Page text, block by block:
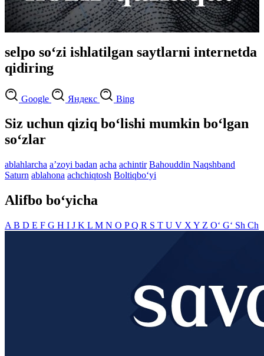
selpo so‘zi ishlatilgan saytlarni internetda
qidiring
Google Яндекс Bing
Siz uchun qiziq bo‘lishi mumkin bo‘lgan
so‘zlar
ablahlarcha aʼzoyi badan acha achintir Bahouddin Naqshband
Saturn ablahona achchiqtosh Boltiqbo‘yi
Alifbo bo‘yicha
A B D E F G H I J K L M N O PQ R S T U V X Y Z O‘ G‘ Sh Ch